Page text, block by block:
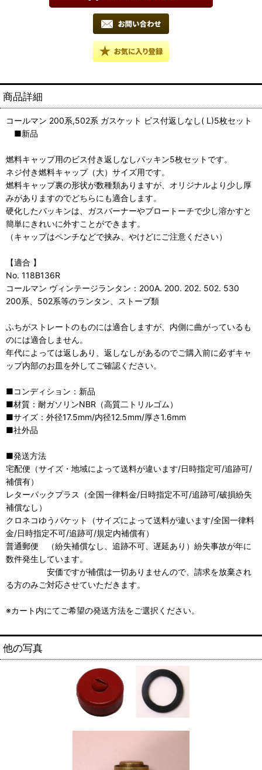
商品詳細
コールマン 200系,502系 ガスケット ビス付返しなし( L)5枚セット
■新品
燃料キャップ用のビス付き返しなしパッキン5枚セットです。
ネジ付き燃料キャップ（大）サイズ用です。
燃料キャップ裏の形状が数種類ありますが、オリジナルより少し厚
みがありますのでどちらにも適合します。
硬化したパッキンは、ガスバーナーやブロートーチで少し溶かすと
簡単にきれいに外すことができます。
（キャップはペンチなどで挟み、やけどにご注意ください）
【適合 】
No. 118B136R
コールマン ヴィンテージランタン：200A. 200. 202. 502. 530
200系、502系等のランタン、ストーブ類
ふちがストレートのものには適合しますが、内側に曲がっているも
のには適合しません。
年代によっては返しあり、返しなしがあるのでご購入前に必ずキャ
ップ内部のお皿を外してご確認ください。
■コンディション：新品
■材質：耐ガソリンNBR（高質二トリルゴム）
■サイズ：外径17.5mm/内径12.5mm/厚さ1.6mm
■社外品
■発送方法
宅配便（サイズ・地域によって送料が違います/日時指定可/追跡可/
補償有）
レターパックプラス（全国一律料金/日時指定不可/追跡可/破損紛失
補償なし）
クロネコゆうパケット（サイズによって送料が違います/全国一律料
金/日時指定不可/追跡可/規定内補償有）
普通郵便 （紛失補償なし、追跡不可、遅延あり）紛失事故が年に
数件発生しています。
安価ですが補償は一切ありませんので、請求を放棄され
る方のみご対応させていただきます。
※カート内にてご希望の発送方法をご選択ください。
他の写真